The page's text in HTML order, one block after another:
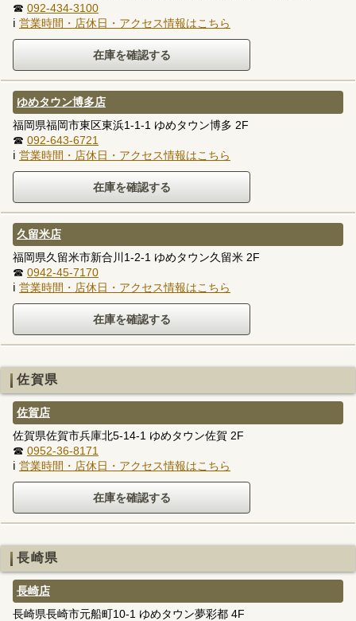
☎ 092-434-3100
ℹ 営業時間・店休日・アクセス情報はこちら
ゆめタウン博多店
福岡県福岡市東区東浜1-1-1 ゆめタウン博多 2F
☎ 092-643-6721
ℹ 営業時間・店休日・アクセス情報はこちら
久留米店
福岡県久留米市新合川1-2-1 ゆめタウン久留米 2F
☎ 0942-45-7170
ℹ 営業時間・店休日・アクセス情報はこちら
佐賀県
佐賀店
佐賀県佐賀市兵庫北5-14-1 ゆめタウン佐賀 2F
☎ 0952-36-8171
ℹ 営業時間・店休日・アクセス情報はこちら
長崎県
長崎店
長崎県長崎市元船町10-1 ゆめタウン夢彩都 4F